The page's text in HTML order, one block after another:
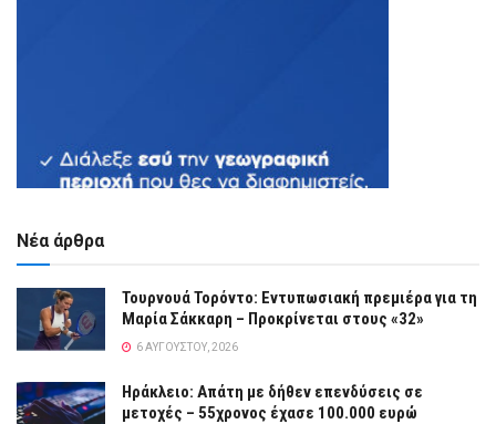
Νέα άρθρα
Τουρνουά Τορόντο: Εντυπωσιακή πρεμιέρα για τη
Μαρία Σάκκαρη – Προκρίνεται στους «32»
6 ΑΥΓΟΎΣΤΟΥ, 2026
Ηράκλειο: Απάτη με δήθεν επενδύσεις σε
μετοχές – 55χρονος έχασε 100.000 ευρώ